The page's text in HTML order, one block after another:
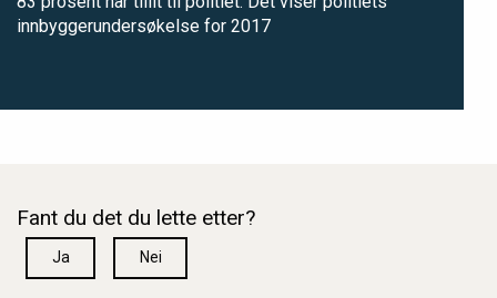
innbyggerundersøkelse for 2017
Fant du det du lette etter?
Ja Nei